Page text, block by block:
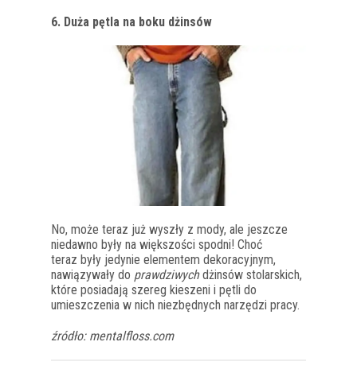
6. Duża pętla na boku dżinsów
No, może teraz już wyszły z mody, ale jeszcze
niedawno były na większości spodni! Choć
teraz były jedynie elementem dekoracyjnym,
nawiązywały do prawdziwychdżinsów stolarskich,
które posiadają szereg kieszeni i pętli do
umieszczenia w nich niezbędnych narzędzi pracy.
źródło: mentalfloss.com